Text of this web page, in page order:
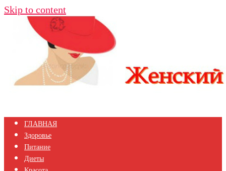
Skip to content
ГЛАВНАЯ
Здоровье
Питание
Диеты